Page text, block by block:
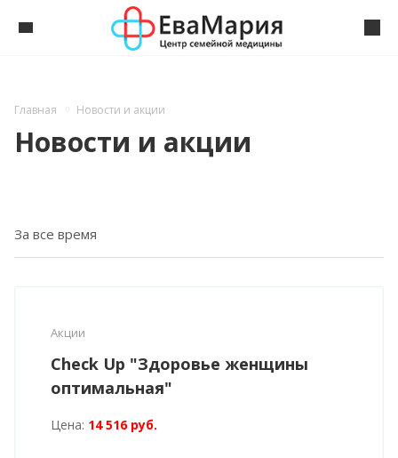
Главная Новости и акции
Новости и акции
Акции
Check Up "Здоровье женщины
оптимальная"
Цена: 14 516 руб.